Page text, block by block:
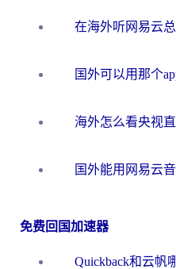
免费回国加速器